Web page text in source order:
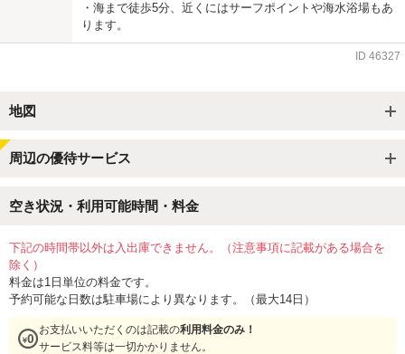
・海まで徒歩5分、近くにはサーフポイントや海水浴場もあ
ります。
ID 46327
地図
周辺の優待サービス
空き状況・利用可能時間・料金
下記の時間帯以外は入出庫できません。（注意事項に記載がある場合を
除く）
料金は1日単位の料金です。
予約可能な日数は駐車場により異なります。（最大14日）
お支払いいただくのは記載の利用料金のみ！
サービス料等は一切かかりません。